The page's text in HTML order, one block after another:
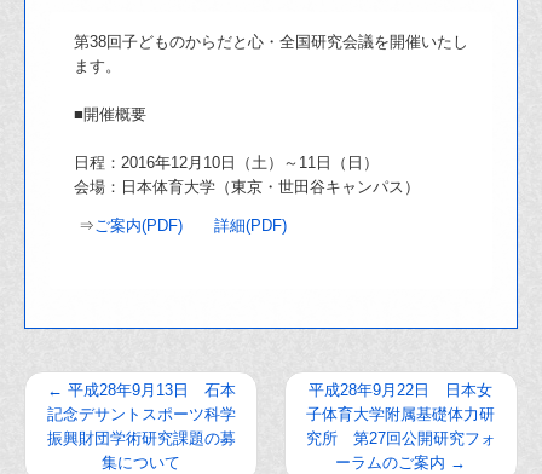
第38回子どものからだと心・全国研究会議を開催いたし
ます。
■開催概要
日程：2016年12月10日（土）～11日（日）
会場：日本体育大学（東京・世田谷キャンパス）
⇒ご案内(PDF) 詳細(PDF)
← 平成28年9月13日 石本
記念デサントスポーツ科学
振興財団学術研究課題の募
集について
平成28年9月22日 日本女
子体育大学附属基礎体力研
究所 第27回公開研究フォ
ーラムのご案内 →